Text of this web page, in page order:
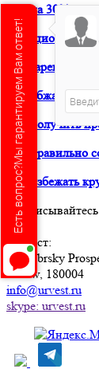
Как на 30%
Санкционный
Как
Как
Как получить
Как правильно
Как избежать
Юрвест:
Oktyabrsky
Psków, 180004
info@urvest.ru
skype: urvest.ru
Есть вопрос?Мы гарантируем Вам ответ!